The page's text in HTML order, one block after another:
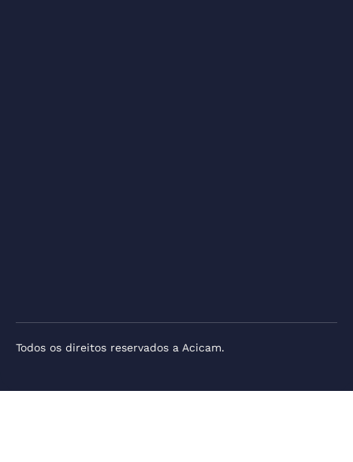
Todos os direitos reservados a Acicam.